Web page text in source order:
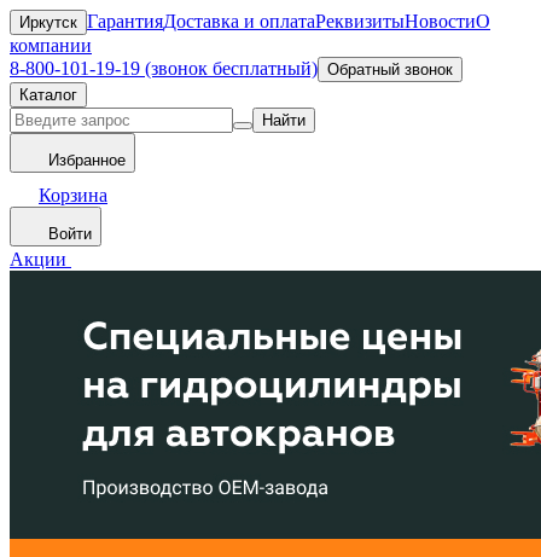
Иркутск ГарантияДоставка и оплатаРеквизитыНовостиО
компании
8-800-101-19-19 (звонок бесплатный) Обратный звонок
Каталог
Найти
Избранное
Корзина
Войти
Акции